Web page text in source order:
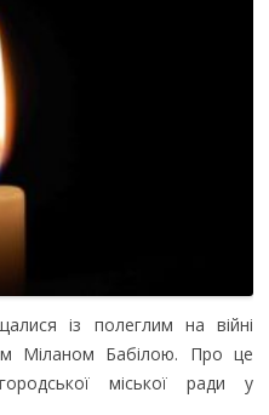
із полеглим на війні
Міланом Бабілою. Про це
міської ради у